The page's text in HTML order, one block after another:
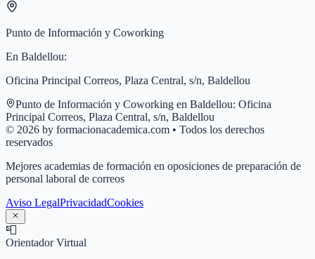
Punto de Información y Coworking
En Baldellou:
Oficina Principal Correos, Plaza Central, s/n, Baldellou
Punto de Información y Coworking en Baldellou: Oficina
Principal Correos, Plaza Central, s/n, Baldellou
© 2026 by formacionacademica.com • Todos los derechos
reservados
Mejores academias de formación en oposiciones de preparación de
personal laboral de correos
Aviso LegalPrivacidadCookies
📮
Orientador Virtual